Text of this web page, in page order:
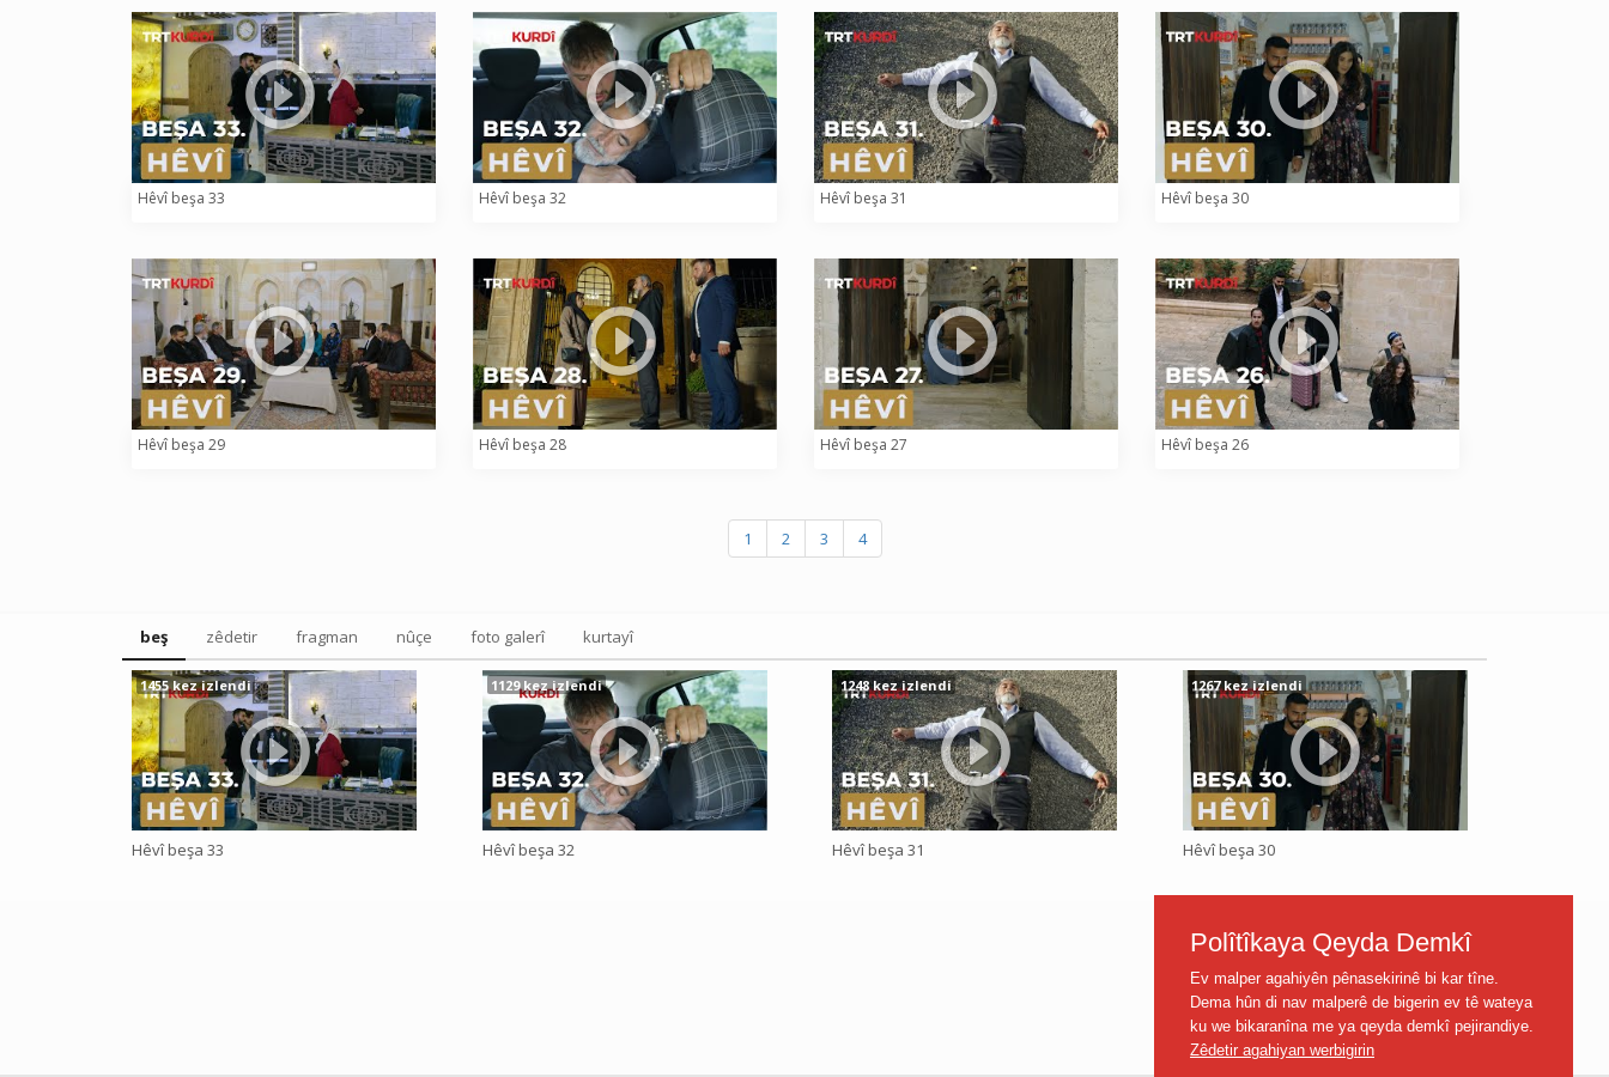
Hêvî beşa 33 Hêvî beşa 32 Hêvî beşa 31 Hêvî beşa 30
Hêvî beşa 29 Hêvî beşa 28 Hêvî beşa 27 Hêvî beşa 26
1 2 3 4
beş zêdetir fragman nûçe foto galerî kurtayî
Hêvî beşa 33
1455 kez izlendi
Hêvî beşa 32
1129 kez izlendi
Hêvî beşa 31
1248 kez izlendi
Hêvî beşa 30
1267 kez izlendi
Polîtîkaya Qeyda Demkî
Ev malper agahiyên pênasekirinê bi kar tîne.
Dema hûn di nav malperê de bigerin ev tê wateya
ku we bikaranîna me ya qeyda demkî pejirandiye.
Zêdetir agahiyan werbigirin